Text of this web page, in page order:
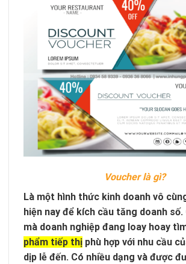
Voucher là gì?
Là một hình thức kinh doanh vô
hiện nay để kích cầu tăng doanh số.
mà doanh nghiệp đang loay hoay
phẩm tiếp thị phù hợp với nhu cầu
dịp lễ đến. Có nhiều dạng và được